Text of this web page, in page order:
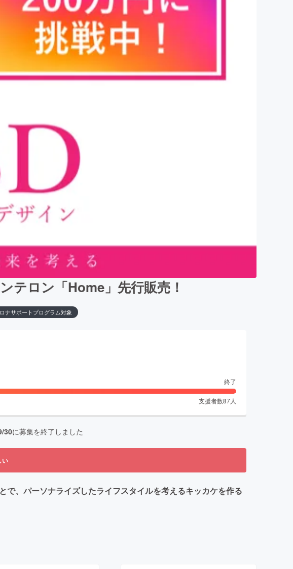
テロン「Home」先行販売！
ナサポートプログラム対象
終了
支援者数87人
30に募集を終了しました
い
で、パーソナライズしたライフスタイルを考えるキッカケを作る